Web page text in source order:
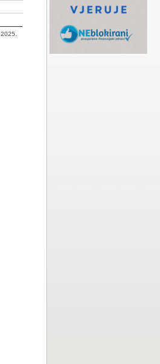
2025.